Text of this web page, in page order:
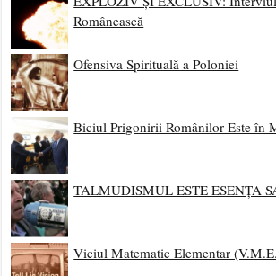
Românească
Ofensiva Spirituală a Poloniei
Biciul Prigonirii Românilor Este în
TALMUDISMUL ESTE ESENȚA
Viciul Matematic Elementar